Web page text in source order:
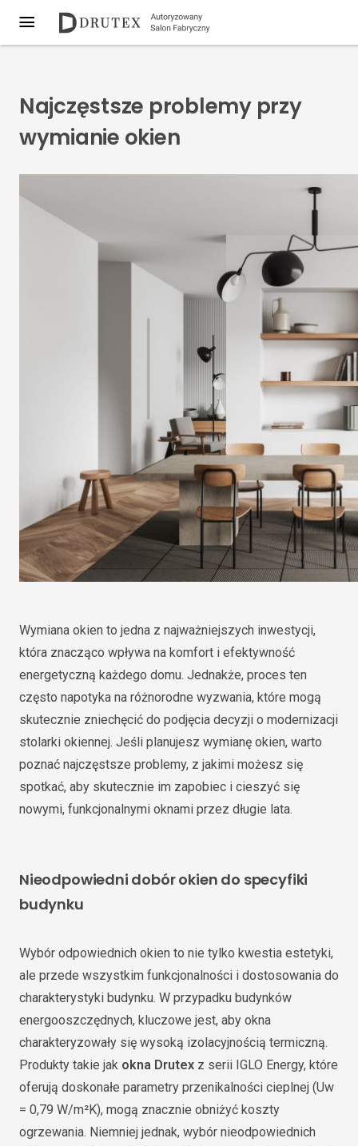
Najczęstsze problemy przy
wymianie okien
Wymiana okien to jedna z najważniejszych inwestycji,
która znacząco wpływa na komfort i efektywność
energetyczną każdego domu. Jednakże, proces ten
często napotyka na różnorodne wyzwania, które mogą
skutecznie zniechęcić do podjęcia decyzji o modernizacji
stolarki okiennej. Jeśli planujesz wymianę okien, warto
poznać najczęstsze problemy, z jakimi możesz się
spotkać, aby skutecznie im zapobiec i cieszyć się
nowymi, funkcjonalnymi oknami przez długie lata.
Nieodpowiedni dobór okien do specyfiki
budynku
Wybór odpowiednich okien to nie tylko kwestia estetyki,
ale przede wszystkim funkcjonalności i dostosowania do
charakterystyki budynku. W przypadku budynków
energooszczędnych, kluczowe jest, aby okna
charakteryzowały się wysoką izolacyjnością termiczną.
Produkty takie jak okna Drutex z serii IGLO Energy, które
oferują doskonałe parametry przenikalności cieplnej (Uw
= 0,79 W/m²K), mogą znacznie obniżyć koszty
ogrzewania. Niemniej jednak, wybór nieodpowiednich